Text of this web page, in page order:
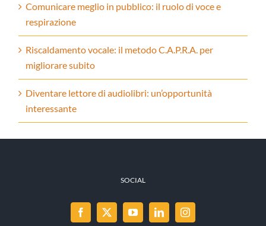
Comunicare meglio in pubblico: il ruolo di voce e
respirazione
Riscaldamento vocale: il metodo C.A.P.R.A. per
migliorare subito
Diventare lettore di audiolibri: un’opportunità
interessante
SOCIAL